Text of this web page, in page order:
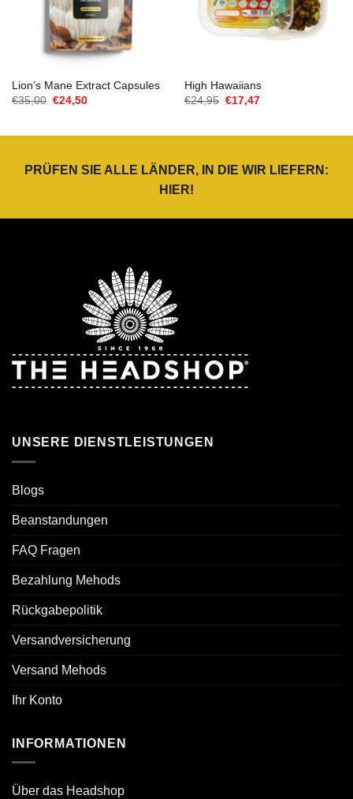
Lion’s Mane Extract Capsules
€35,00 Ursprünglicher
Preis
€24,50Aktueller
High Hawaiians
€24,95 Ursprünglicher
Preis
€17,47Aktueller
PRÜFEN SIE ALLE LÄNDER, IN DIE WIR LIEFERN:
HIER!
UNSERE DIENSTLEISTUNGEN
Blogs
Beanstandungen
FAQ Fragen
Bezahlung Mehods
Rückgabepolitik
Versandversicherung
Versand Mehods
Ihr Konto
INFORMATIONEN
Über das Headshop